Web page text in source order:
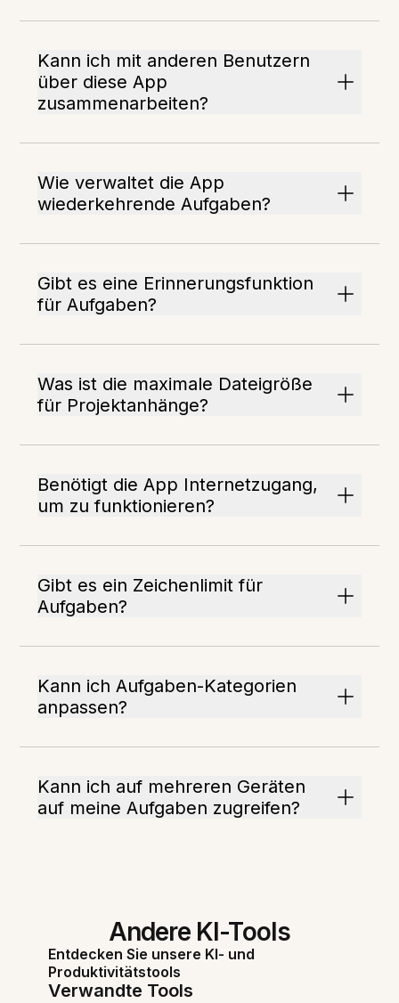
Kann ich mit anderen Benutzern
über diese App
zusammenarbeiten?
Wie verwaltet die App
wiederkehrende Aufgaben?
Gibt es eine Erinnerungsfunktion
für Aufgaben?
Was ist die maximale Dateigröße
für Projektanhänge?
Benötigt die App Internetzugang,
um zu funktionieren?
Gibt es ein Zeichenlimit für
Aufgaben?
Kann ich Aufgaben-Kategorien
anpassen?
Kann ich auf mehreren Geräten
auf meine Aufgaben zugreifen?
Andere KI-Tools
Entdecken Sie unsere KI- und
Produktivitätstools
Verwandte Tools